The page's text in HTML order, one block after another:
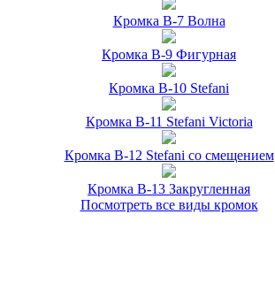
Кромка B-7 Волна
Кромка B-9 Фигурная
Кромка B-10 Stefani
Кромка B-11 Stefani Victoria
Кромка B-12 Stefani со смещением
Кромка B-13 Закругленная
Посмотреть все виды кромок